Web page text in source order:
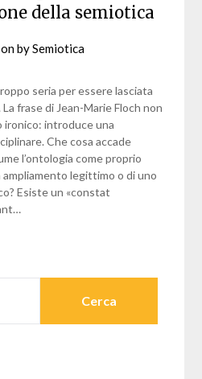
della semiotica
bySemiotica
seria per essere lasciata
frase di Jean-Marie Floch non
ironico: introduce una
Che cosa accade
l’ontologia come proprio
legittimo o di uno
Esiste un «constat